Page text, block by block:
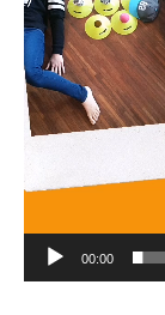
00:00